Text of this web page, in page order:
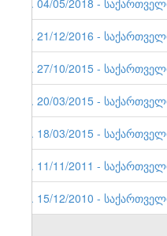
7. 04/05/2018 -
6. 21/12/2016 -
5. 27/10/2015 -
4. 20/03/2015 -
3. 18/03/2015 -
2. 11/11/2011 -
1. 15/12/2010 -